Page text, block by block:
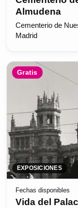
Almudena
Cementerio de
Madrid
Gratis
EXPOSICIONES
Fechas disponibles
Vida del